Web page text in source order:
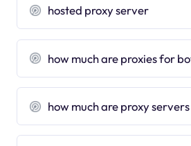
hosted proxy server
how much are proxies for
how much are proxy servers